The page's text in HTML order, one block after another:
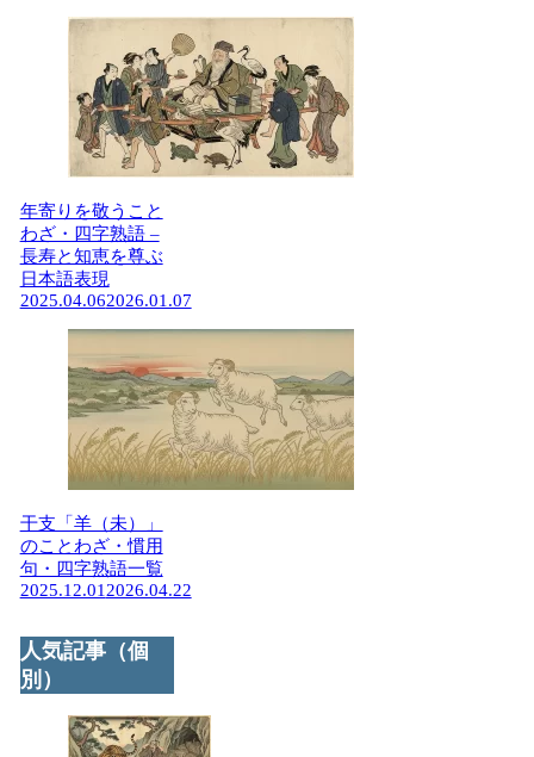
年寄りを敬うこと
わざ・四字熟語 –
長寿と知恵を尊ぶ
日本語表現
2025.04.062026.01.07
干支「羊（未）」
のことわざ・慣用
句・四字熟語一覧
2025.12.012026.04.22
人気記事（個
別）